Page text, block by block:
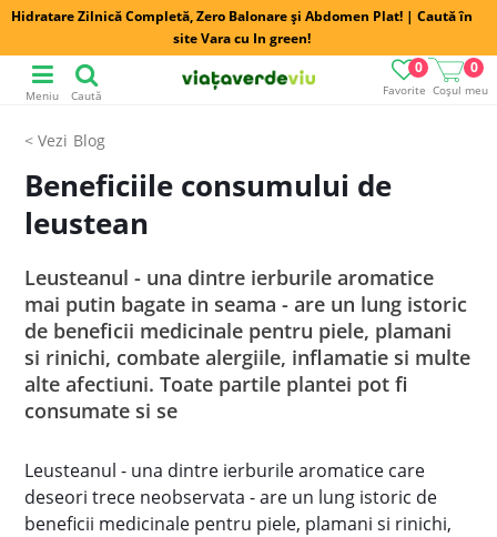
Hidratare Zilnică Completă, Zero Balonare și Abdomen Plat! | Caută în
site Vara cu In green!
Favorite
0
Coșul meu
0
Meniu Caută
Blog
Beneficiile consumului de
leustean
Leusteanul - una dintre ierburile aromatice
mai putin bagate in seama - are un lung istoric
de beneficii medicinale pentru piele, plamani
si rinichi, combate alergiile, inflamatie si multe
alte afectiuni. Toate partile plantei pot fi
consumate si se
Leusteanul - una dintre ierburile aromatice care
deseori trece neobservata - are un lung istoric de
beneficii medicinale pentru piele, plamani si rinichi,